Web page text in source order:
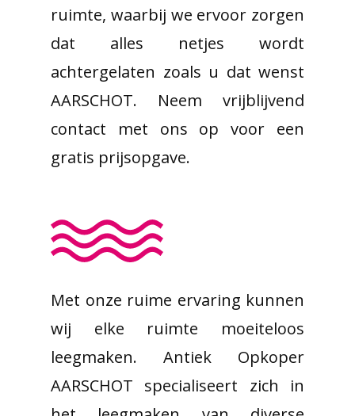
ruimte, waarbij we ervoor zorgen
dat alles netjes wordt
achtergelaten zoals u dat wenst
AARSCHOT. Neem vrijblijvend
contact met ons op voor een
gratis prijsopgave.
Met onze ruime ervaring kunnen
wij elke ruimte moeiteloos
leegmaken. Antiek Opkoper
AARSCHOT specialiseert zich in